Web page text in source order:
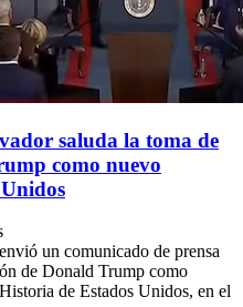
saluda la toma de
como nuevo
un comunicado de prensa
de Donald Trump como
de Estados Unidos, en el